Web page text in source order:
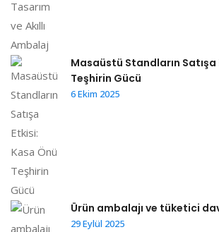
Masaüstü Standların Satışa
Teşhirin Gücü
6 Ekim 2025
Ürün ambalajı ve tüketici
29 Eylül 2025